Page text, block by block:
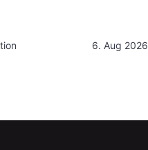
6. Aug 2026